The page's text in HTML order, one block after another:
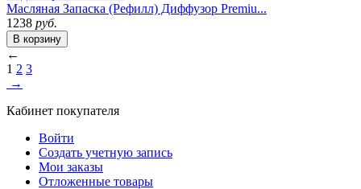
Масляная Запаска (Рефилл) Диффузор Premiu...
1238 руб.
В корзину
←
1 2 3
→
Кабинет покупателя
Войти
Создать учетную запись
Мои заказы
Отложенные товары